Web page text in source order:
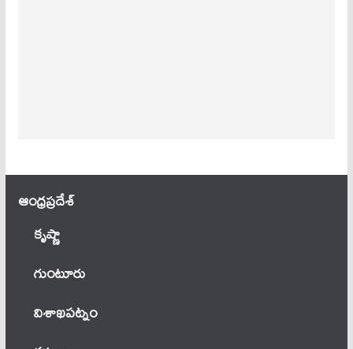
ఆంధ్ర‌ప్ర‌దేశ్
కృష్ణా
గుంటూరు
విశాఖపట్నం